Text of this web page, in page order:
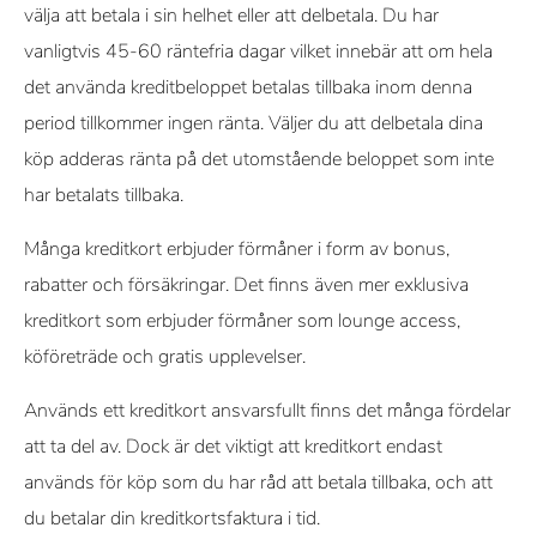
välja att betala i sin helhet eller att delbetala. Du har
vanligtvis 45-60 räntefria dagar vilket innebär att om hela
det använda kreditbeloppet betalas tillbaka inom denna
period tillkommer ingen ränta. Väljer du att delbetala dina
köp adderas ränta på det utomstående beloppet som inte
har betalats tillbaka.
Många kreditkort erbjuder förmåner i form av bonus,
rabatter och försäkringar. Det finns även mer exklusiva
kreditkort som erbjuder förmåner som lounge access,
köföreträde och gratis upplevelser.
Används ett kreditkort ansvarsfullt finns det många fördelar
att ta del av. Dock är det viktigt att kreditkort endast
används för köp som du har råd att betala tillbaka, och att
du betalar din kreditkortsfaktura i tid.